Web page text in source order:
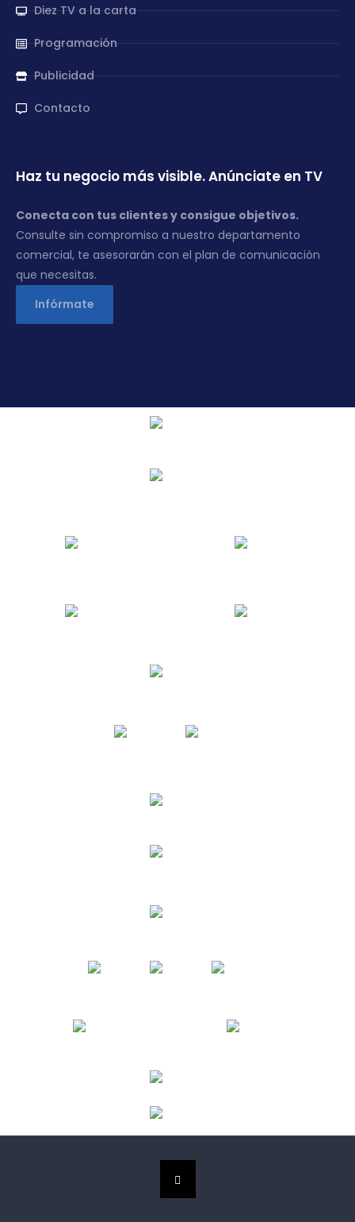
Diez TV a la carta
Programación
Publicidad
Contacto
Haz tu negocio más visible. Anúnciate en TV
Conecta con tus clientes y consigue objetivos.
Consulte sin compromiso a nuestro departamento
comercial, te asesorarán con el plan de comunicación
que necesitas.
Infórmate